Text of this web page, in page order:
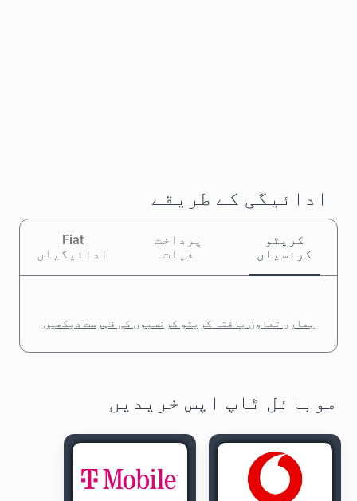
ادائیگی کے طریقے
کرپٹو
کرنسیاں
پرداخت
فیات
Fiat
ادائیگیاں
ہماری تعاون یافتہ کرپٹو کرنسیوں کی فہرست دیکھیں
موبائل ٹاپ اپس خریدیں